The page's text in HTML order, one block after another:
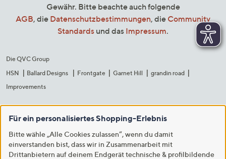
Gewähr. Bitte beachte auch folgende
AGB, die Datenschutzbestimmungen, die Community
Standards und das Impressum.
Die QVC Group
HSN
Ballard Designs Frontgate Garnet Hill
grandin road
Improvements
Für ein personalisiertes Shopping-Erlebnis
Bitte wähle „Alle Cookies zulassen“, wenn du damit
einverstanden bist, dass wir in Zusammenarbeit mit
Drittanbietern auf deinem Endgerät technische & profilbildende